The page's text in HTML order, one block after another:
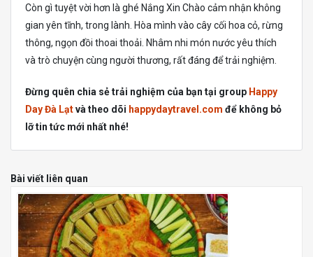
Còn gì tuyệt vời hơn là ghé Nắng Xin Chào cảm nhận không
gian yên tĩnh, trong lành. Hòa mình vào cây cối hoa cỏ, rừng
thông, ngọn đồi thoai thoải. Nhâm nhi món nước yêu thích
và trò chuyện cùng người thương, rất đáng để trải nghiệm.
Đừng quên chia sẻ trải nghiệm của bạn tại group Happy
Day Đà Lạtvà theo dõi happydaytravel.com để không bỏ
lỡ tin tức mới nhất nhé!
Bài viết liên quan